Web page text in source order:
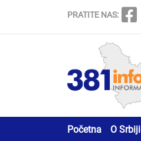
PRATITE NAS:
Početna O Srbiji